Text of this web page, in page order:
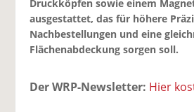
Druckköpfen sowie einem
ausgestattet, das für höhere
Nachbestellungen und eine
Flächenabdeckung sorgen soll.
Der WRP-Newsletter: Hier